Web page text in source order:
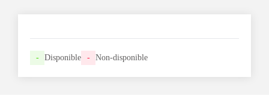
- Disponible - Non-disponible